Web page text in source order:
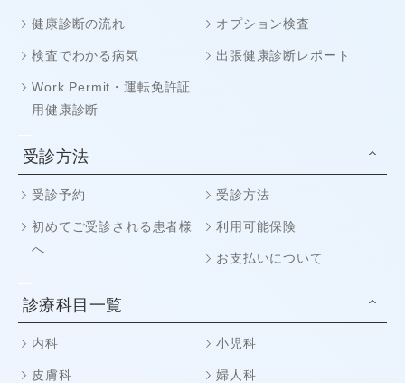
健康診断の流れ オプション検査
検査でわかる病気 出張健康診断レポート
Work Permit・運転免許証
用健康診断
受診方法
受診予約 受診方法
初めてご受診される患者様
へ
利用可能保険
お支払いについて
診療科目一覧
内科 小児科
皮膚科 婦人科